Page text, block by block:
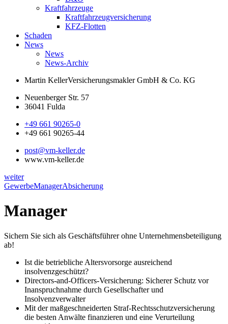
Kraftfahrzeuge
Kraftfahrzeugversicherung
KFZ-Flotten
Schaden
News
News
News-Archiv
Martin KellerVersicherungsmakler GmbH & Co. KG
Neuenberger Str. 57
36041 Fulda
+49 661 90265-0
+49 661 90265-44
post@vm-keller.de
www.vm-keller.de
weiter
GewerbeManagerAbsicherung
Manager
Sichern Sie sich als Geschäftsführer ohne Unternehmensbeteiligung
ab!
Ist die betriebliche Altersvorsorge ausreichend
insolvenzgeschützt?
Directors-and-Officers-Versicherung: Sicherer Schutz vor
Inanspruchnahme durch Gesellschafter und
Insolvenzverwalter
Mit der maßgeschneiderten Straf-Rechtsschutzversicherung
die besten Anwälte finanzieren und eine Verurteilung